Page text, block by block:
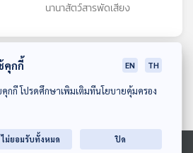
นานาสัตว์สารพัดเสียง
คุกกี้ EN TH
คุกกี้ โปรดศึกษาเพิ่มเติมที่นโยบายคุ้มครอง
ไม่ยอมรับทั้งหมด ปิด